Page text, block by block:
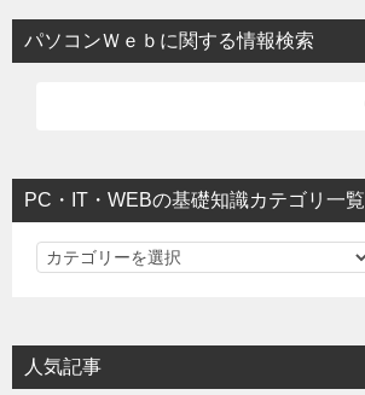
パソコンＷｅｂに関する情報検索
PC・IT・WEBの基礎知識カテゴリ一覧
PC・IT・WEBの基礎知識カテゴリ一覧
人気記事